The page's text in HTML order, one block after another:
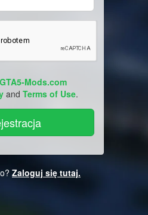
GTA5-Mods.com
and Terms of Use.
Zaloguj się tutaj.